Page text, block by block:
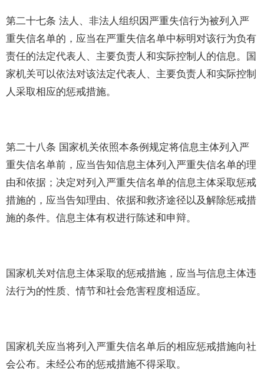
第二十七条 法人、非法人组织因严重失信行为被列入严
重失信名单的，应当在严重失信名单中标明对该行为负有
责任的法定代表人、主要负责人和实际控制人的信息。国
家机关可以依法对该法定代表人、主要负责人和实际控制
人采取相应的惩戒措施。
第二十八条 国家机关依照本条例规定将信息主体列入严
重失信名单前，应当告知信息主体列入严重失信名单的理
由和依据；决定对列入严重失信名单的信息主体采取惩戒
措施的，应当告知理由、依据和救济途径以及解除惩戒措
施的条件。信息主体有权进行陈述和申辩。
国家机关对信息主体采取的惩戒措施，应当与信息主体违
法行为的性质、情节和社会危害程度相适应。
国家机关应当将列入严重失信名单后的相应惩戒措施向社
会公布。未经公布的惩戒措施不得采取。